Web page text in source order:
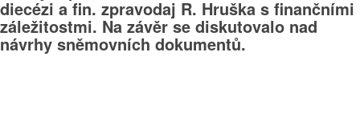
diecézi a fin. zpravodaj R. Hruška s finančními
záležitostmi. Na závěr se diskutovalo nad
návrhy sněmovních dokumentů.